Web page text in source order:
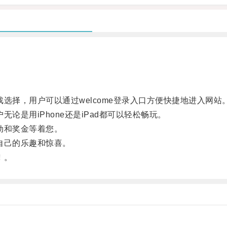
，用户可以通过welcome登录入口方便快捷地进入网站。
论是用iPhone还是iPad都可以轻松畅玩。
奖金等着您。
的乐趣和惊喜。